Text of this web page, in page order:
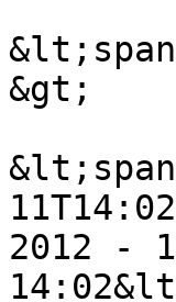
&gt;
2012 -